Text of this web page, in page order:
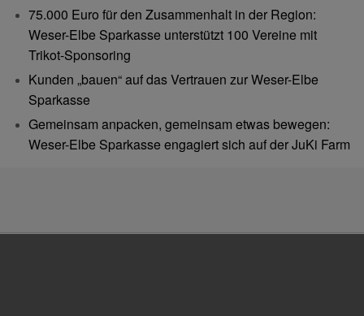
75.000 Euro für den Zusammenhalt in der Region:
Weser-Elbe Sparkasse unterstützt 100 Vereine mit
Trikot-Sponsoring
Kunden „bauen“ auf das Vertrauen zur Weser-Elbe
Sparkasse
Gemeinsam anpacken, gemeinsam etwas bewegen:
Weser-Elbe Sparkasse engagiert sich auf der JuKi Farm